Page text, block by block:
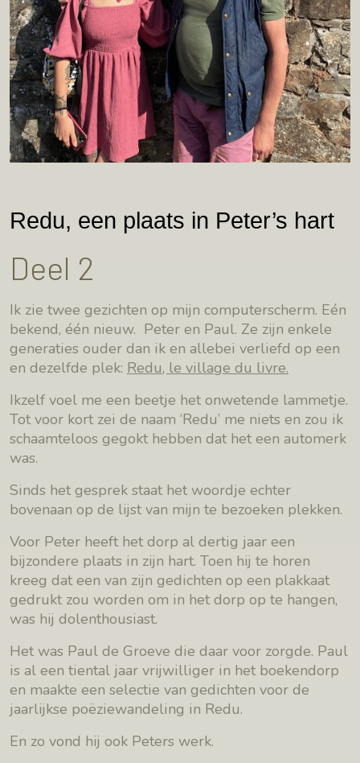
Redu, een plaats in Peter’s hart
Deel 2
Ik zie twee gezichten op mijn computerscherm. Eén
bekend, één nieuw. Peter en Paul. Ze zijn enkele
generaties ouder dan ik en allebei verliefd op een
en dezelfde plek: Redu, le village du livre.
Ikzelf voel me een beetje het onwetende lammetje.
Tot voor kort zei de naam ‘Redu’ me niets en zou ik
schaamteloos gegokt hebben dat het een automerk
was.
Sinds het gesprek staat het woordje echter
bovenaan op de lijst van mijn te bezoeken plekken.
Voor Peter heeft het dorp al dertig jaar een
bijzondere plaats in zijn hart. Toen hij te horen
kreeg dat een van zijn gedichten op een plakkaat
gedrukt zou worden om in het dorp op te hangen,
was hij dolenthousiast.
Het was Paul de Groeve die daar voor zorgde. Paul
is al een tiental jaar vrijwilliger in het boekendorp
en maakte een selectie van gedichten voor de
jaarlijkse poëziewandeling in Redu.
En zo vond hij ook Peters werk.